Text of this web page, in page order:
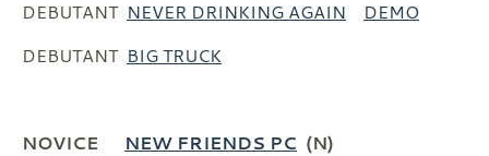
DEBUTANT NEVER DRINKING AGAIN
DEMO
DEBUTANT BIG TRUCK
NOVICE NEW FRIENDS PC (N)